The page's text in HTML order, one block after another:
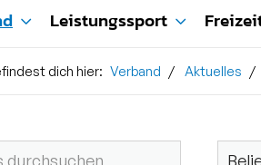
Leistungssport
dich hier: Verband Aktuelles